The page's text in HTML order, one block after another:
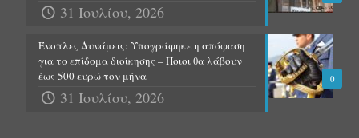
31 Ιουλίου, 2026
0
Ένοπλες Δυνάμεις: Υπογράφηκε η απόφαση
για το επίδομα διοίκησης – Ποιοι θα λάβουν
έως 500 ευρώ τον μήνα
31 Ιουλίου, 2026